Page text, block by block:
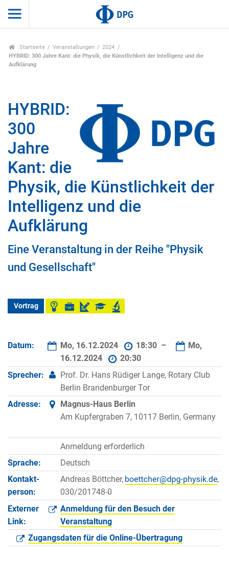
Startseite Veranstaltungen
2024
HYBRID: 300 Jahre Kant: die Physik, die Künstlichkeit der Intelligenz und die
Aufklärung
HYBRID:
300
Jahre
Kant: die
Physik, die Künstlichkeit der
Intelligenz und die
Aufklärung
Eine Veranstaltung in der Reihe "Physik
und Gesellschaft"
Vortrag
Datum: Mo, 16.12.2024 18:30 –
Mo,
16.12.2024
20:30
Sprecher:
Prof. Dr. Hans Rüdiger Lange, Rotary Club
Berlin Brandenburger Tor
Adresse:
Magnus-Haus Berlin
Am Kupfergraben 7, 10117 Berlin, Germany
Anmeldung erforderlich
Sprache:
Deutsch
Kontakt­
person:
Andreas Böttcher,
,
030/201748-0
Externer
Link:
Anmeldung für den Besuch der
Veranstaltung
Zugangsdaten für die Online-Übertragung